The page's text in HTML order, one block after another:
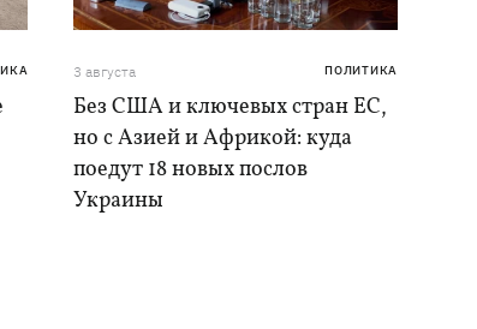
3 августа ПОЛИТИКА
Без США и ключевых стран ЕС,
но с Азией и Африкой: куда
поедут 18 новых послов
Украины